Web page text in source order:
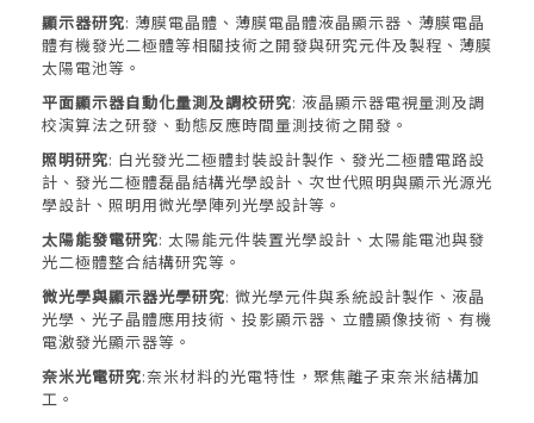
顯示器研究: 薄膜電晶體、薄膜電晶體液晶顯示器、薄膜電晶
體有機發光二極體等相關技術之開發與研究元件及製程、薄膜
太陽電池等。
平面顯示器自動化量測及調校研究: 液晶顯示器電視量測及調
校演算法之研發、動態反應時間量測技術之開發。
照明研究: 白光發光二極體封裝設計製作、發光二極體電路設
計、發光二極體磊晶結構光學設計、次世代照明與顯示光源光
學設計、照明用微光學陣列光學設計等。
太陽能發電研究: 太陽能元件裝置光學設計、太陽能電池與發
光二極體整合結構研究等。
微光學與顯示器光學研究: 微光學元件與系統設計製作、液晶
光學、光子晶體應用技術、投影顯示器、立體顯像技術、有機
電激發光顯示器等。
奈米光電研究:奈米材料的光電特性，聚焦離子束奈米結構加
工。